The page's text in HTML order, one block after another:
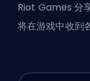
Riot Games 分
将在游戏中收到